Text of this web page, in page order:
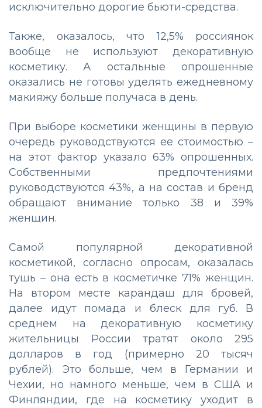
исключительно дорогие бьюти-средства.
Также, оказалось, что 12,5% россиянок
вообще не используют декоративную
косметику. А остальные опрошенные
оказались не готовы уделять ежедневному
макияжу больше получаса в день.
При выборе косметики женщины в первую
очередь руководствуются ее стоимостью –
на этот фактор указало 63% опрошенных.
Собственными предпочтениями
руководствуются 43%, а на состав и бренд
обращают внимание только 38 и 39%
женщин.
Самой популярной декоративной
косметикой, согласно опросам, оказалась
тушь – она есть в косметичке 71% женщин.
На втором месте карандаш для бровей,
далее идут помада и блеск для губ. В
среднем на декоративную косметику
жительницы России тратят около 295
долларов в год (примерно 20 тысяч
рублей). Это больше, чем в Германии и
Чехии, но намного меньше, чем в США и
Финляндии, где на косметику уходит в